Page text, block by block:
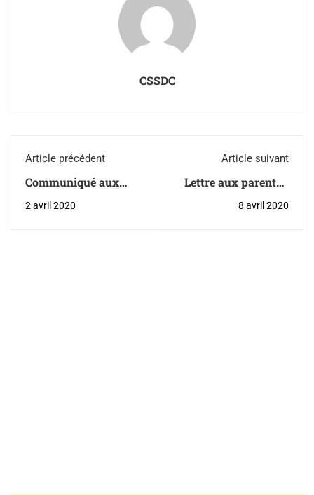
CSSDC
Article précédent
Communiqué aux
Gouvernement du
2 avril 2020
Article suivant
Lettre aux parents -
8 avril 2020